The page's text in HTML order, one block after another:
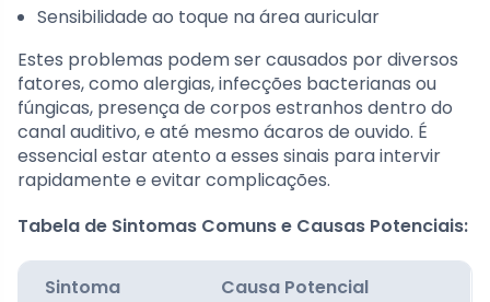
Sensibilidade ao toque na área auricular
Estes problemas podem ser causados por diversos
fatores, como alergias, infecções bacterianas ou
fúngicas, presença de corpos estranhos dentro do
canal auditivo, e até mesmo ácaros de ouvido. É
essencial estar atento a esses sinais para intervir
rapidamente e evitar complicações.
Tabela de Sintomas Comuns e Causas Potenciais:
Sintoma Causa Potencial